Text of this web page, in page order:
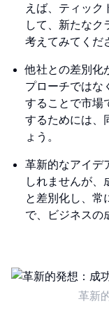
えば、ティック
して、新たなク
考えてみてくだ
他社との差別化
プローチではな
することで市場
するためには、
ょう。
革新的なアイデ
しれませんが、
と差別化し、常
で、ビジネスの
革新